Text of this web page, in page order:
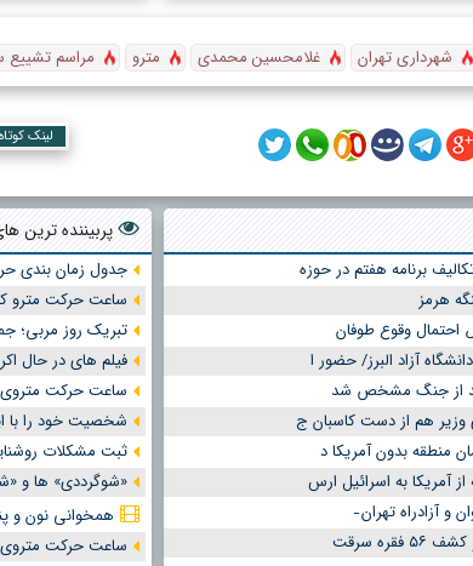
شهرداری تهران غلامحسین محمدی مترو مراسم تشییع
لینک
برنامه هفتم در حوزه
هرمز
وقوع طوفان
آزاد البرز/ حضور ا
بعد از جنگ مشخص شد
وزیر هم از دست کاسبان ج
منطقه بدون آمریکا د
و آزادراه تهران
سرقت
پربیننده ترین
جدول زمان بندی
ساعت حرکت مترو
تبریک روز مربی؛
فیلم های در حال
ساعت حرکت
شخصیت خود را با
ثبت مشکلات
«شوگرددی» ها و
همخوانی نون و
ساعت حرکت